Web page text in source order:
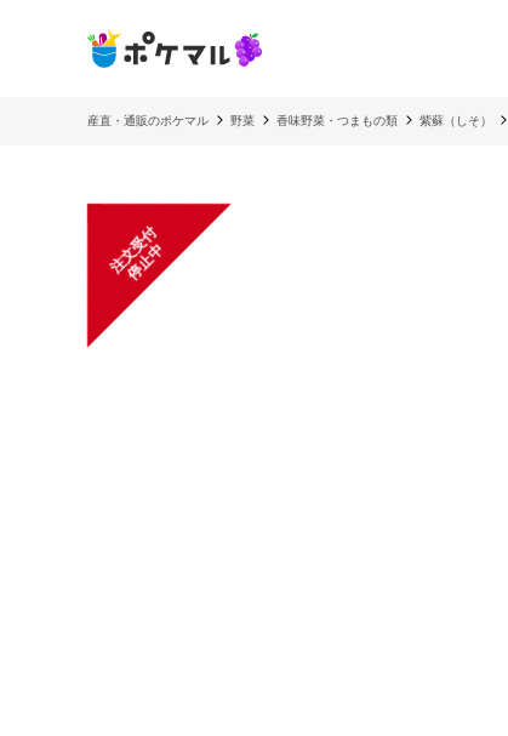
産直・通販のポケマル 野菜 香味野菜・つまもの類 紫蘇（しそ）
注
文
受
付
停
止
中